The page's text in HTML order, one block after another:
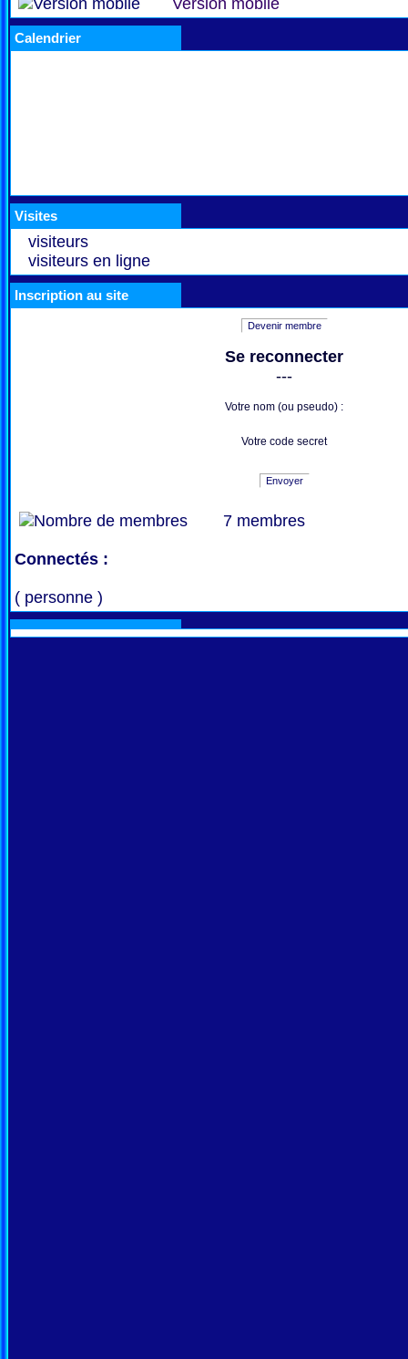
Version mobile
Calendrier
Visites
visiteurs
visiteurs en ligne
Inscription au site
Devenir membre
Se reconnecter
---
Votre nom (ou pseudo) :
Votre code secret
Envoyer
7 membres
Connectés :
( personne )